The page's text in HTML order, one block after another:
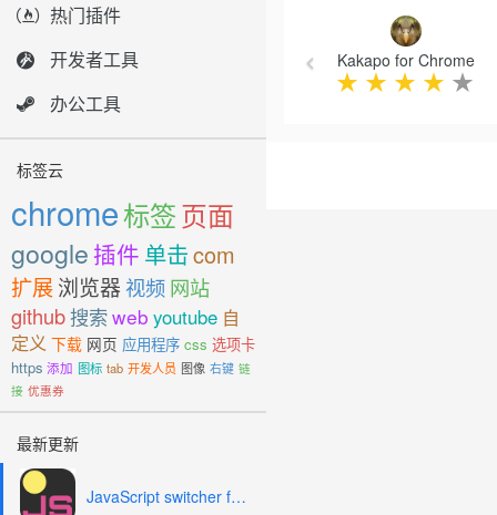
热门插件
开发者工具
办公工具
标签云
chrome标签页面
google 插件 单击com
扩展浏览器 视频网站
github搜索web youtube 自
定义 下载 网页 应用程序 css 选项卡
https 添加 图标 tab 开发人员 图像 右键 链
接 优惠券
最新更新
JavaScript switcher for SEO and development
Kakapo for Chrome
★ ★ ★ ★ ★